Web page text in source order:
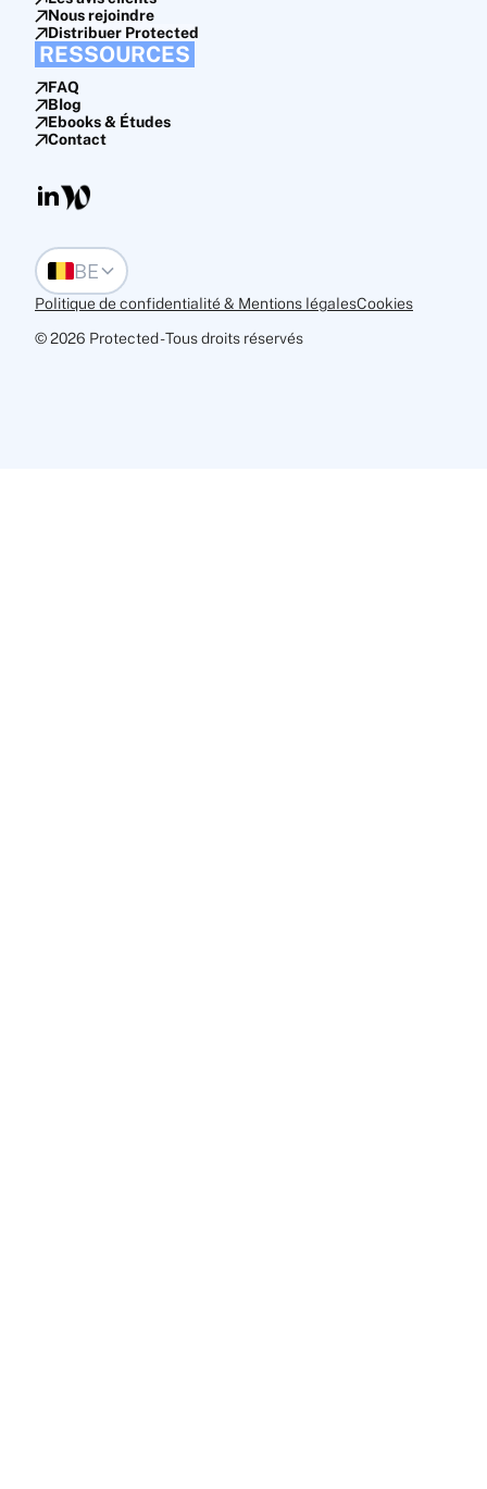
Nous rejoindre
Distribuer Protected
RESSOURCES
FAQ
Blog
Ebooks & Études
Contact
BE
© 2026 Protected - Tous droits réservés
Politique de confidentialité & Mentions léga lesCookies